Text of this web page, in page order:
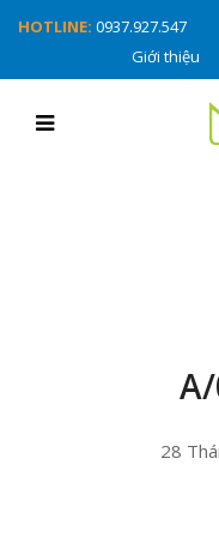
HOTLINE: 0937.927.547
Giới thiệu
28